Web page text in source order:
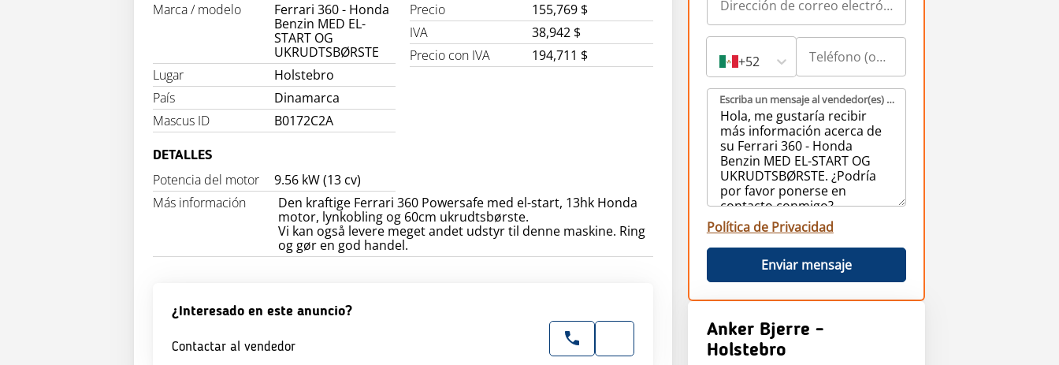
Marca / modelo
Ferrari 360 - Honda
Benzin MED EL-
START OG
UKRUDTSBØRSTE
Lugar
Holstebro
País
Dinamarca
Mascus ID
B0172C2A
Precio
155,769 $
IVA
38,942 $
Precio con IVA
194,711 $
DETALLES
Potencia del motor
9.56 kW (13 cv)
Más información
Den kraftige Ferrari 360 Powersafe med el-start, 13hk Honda
motor, lynkobling og 60cm ukrudtsbørste.
Vi kan også levere meget andet udstyr til denne maskine. Ring
og gør en god handel.
¿Interesado en este anuncio?
Contactar al vendedor
+52
Escriba un mensaje al vendedor(es) (obligatorio)
Política de Privacidad
Enviar mensaje
Anker Bjerre -
Holstebro